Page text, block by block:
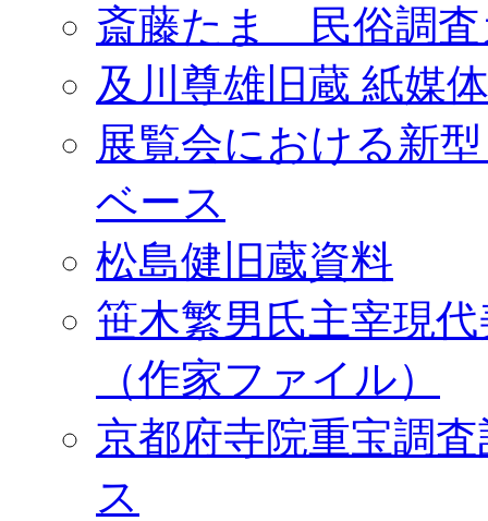
斎藤たま 民俗調査
及川尊雄旧蔵 紙媒
展覧会における新
ベース
松島健旧蔵資料
笹木繁男氏主宰現
（作家ファイル）
京都府寺院重宝調
ス